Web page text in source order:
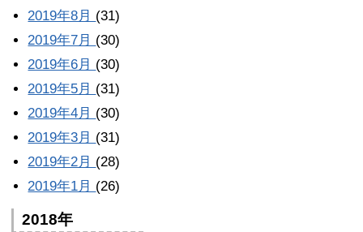
2019年8月 (31)
2019年7月 (30)
2019年6月 (30)
2019年5月 (31)
2019年4月 (30)
2019年3月 (31)
2019年2月 (28)
2019年1月 (26)
2018年